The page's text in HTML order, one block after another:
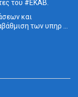
του #ΕΚΑΒ.
και
των υπηρ ...